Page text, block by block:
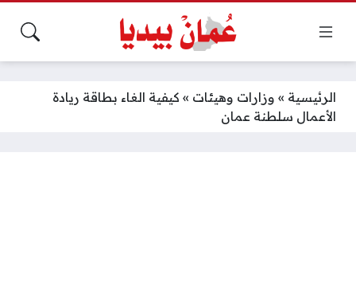
الرئيسية » وزارات وهيئات » كيفية الغاء بطاقة ريادة
الأعمال سلطنة عمان